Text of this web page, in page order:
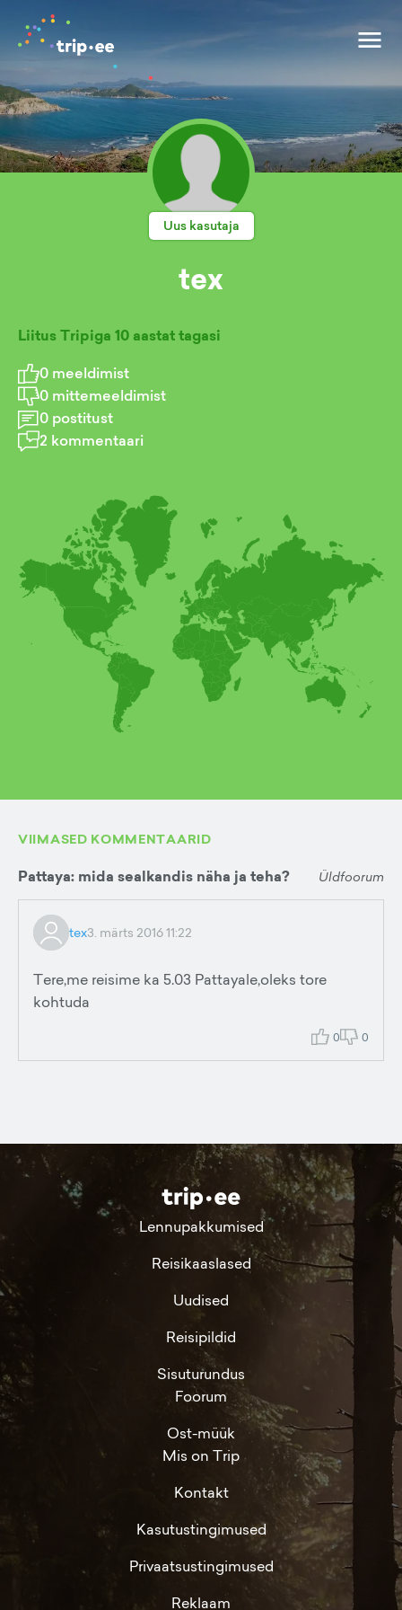
Uus kasutaja
tex
Liitus Tripiga 10 aastat tagasi
0 meeldimist
0 mittemeeldimist
0 postitust
2 kommentaari
VIIMASED KOMMENTAARID
Pattaya: mida sealkandis näha ja teha? Üldfoorum
tex3. märts 2016 11:22
Tere,me reisime ka 5.03 Pattayale,oleks tore
kohtuda
0 0
Lennupakkumised
Reisikaaslased
Uudised
Reisipildid
Sisuturundus
Foorum
Ost-müük
Mis on Trip
Kontakt
Kasutustingimused
Privaatsustingimused
Reklaam